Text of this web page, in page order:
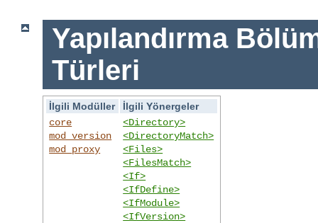
Yapılandırma
Türleri
İlgili Modüller
İlgili Yönergeler
core
mod_version
mod_proxy
<Directory>
<DirectoryMatch>
<Files>
<FilesMatch>
<If>
<IfDefine>
<IfModule>
<IfVersion>